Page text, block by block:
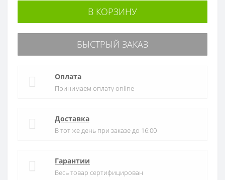
В КОРЗИНУ
БЫСТРЫЙ ЗАКАЗ
Оплата
Принимаем оплату online
Доставка
В тот же день при заказе до 16:00
Гарантии
Весь товар сертифицирован